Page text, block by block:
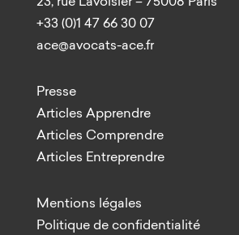
+33 (0)1 47 66 30 07
ace@avocats-ace.fr
Presse
Articles Apprendre
Articles Comprendre
Articles Entreprendre
Mentions légales
Politique de confidentialité